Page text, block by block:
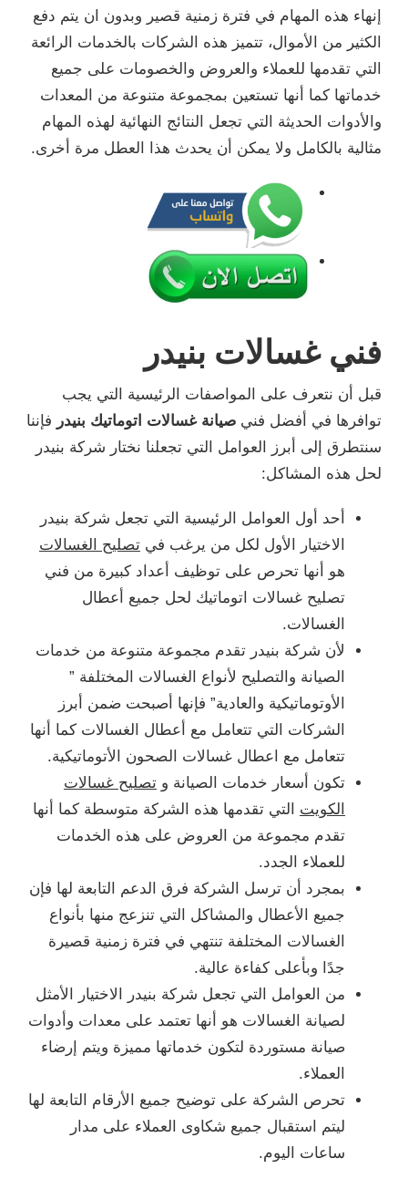
إنهاء هذه المهام في فترة زمنية قصير وبدون ان يتم دفع
الكثير من الأموال، تتميز هذه الشركات بالخدمات الرائعة
التي تقدمها للعملاء والعروض والخصومات على جميع
خدماتها كما أنها تستعين بمجموعة متنوعة من المعدات
والأدوات الحديثة التي تجعل النتائج النهائية لهذه المهام
مثالية بالكامل ولا يمكن أن يحدث هذا العطل مرة أخرى.
فني غسالات بنيدر
قبل أن نتعرف على المواصفات الرئيسية التي يجب
توافرها في أفضل فني صيانة غسالات اتوماتيك بنيدر فإننا
سنتطرق إلى أبرز العوامل التي تجعلنا نختار شركة بنيدر
لحل هذه المشاكل:
أحد أول العوامل الرئيسية التي تجعل شركة بنيدر
الاختيار الأول لكل من يرغب في تصليح الغسالات
هو أنها تحرص على توظيف أعداد كبيرة من فني
تصليح غسالات اتوماتيك لحل جميع أعطال
الغسالات.
لأن شركة بنيدر تقدم مجموعة متنوعة من خدمات
الصيانة والتصليح لأنواع الغسالات المختلفة ”
الأوتوماتيكية والعادية” فإنها أصبحت ضمن أبرز
الشركات التي تتعامل مع أعطال الغسالات كما أنها
تتعامل مع اعطال غسالات الصحون الأتوماتيكية.
تكون أسعار خدمات الصيانة و تصليح غسالات
الكويت التي تقدمها هذه الشركة متوسطة كما أنها
تقدم مجموعة من العروض على هذه الخدمات
للعملاء الجدد.
بمجرد أن ترسل الشركة فرق الدعم التابعة لها فإن
جميع الأعطال والمشاكل التي تنزعج منها بأنواع
الغسالات المختلفة تنتهي في فترة زمنية قصيرة
جدًا وبأعلى كفاءة عالية.
من العوامل التي تجعل شركة بنيدر الاختيار الأمثل
لصيانة الغسالات هو أنها تعتمد على معدات وأدوات
صيانة مستوردة لتكون خدماتها مميزة ويتم إرضاء
العملاء.
تحرص الشركة على توضيح جميع الأرقام التابعة لها
ليتم استقبال جميع شكاوى العملاء على مدار
ساعات اليوم.